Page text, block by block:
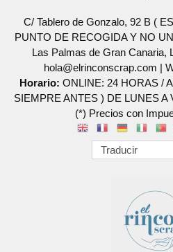
C/ Tablero de Gonzalo, 92 B (
PUNTO DE RECOGIDA Y NO
Las Palmas de Gran Canaria,
hola@elrinconscrap.com |
Horario: ONLINE: 24 HORAS /
SIEMPRE ANTES ) DE LUNES A
(*) Precios con